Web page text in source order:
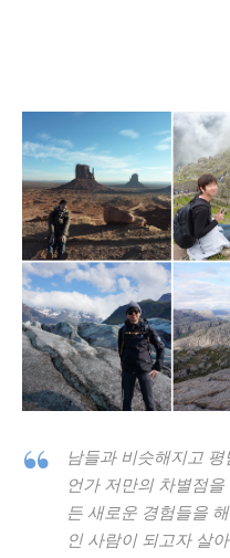
남들과 비슷해지고
언가 저만의 차별점
든 새로운 경험들을
인 사람이 되고자 살